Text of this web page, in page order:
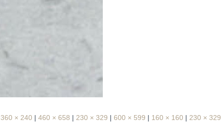
360 × 240 | 460 × 658 | 230 × 329 | 600 × 599 | 160 × 160 | 230 × 329